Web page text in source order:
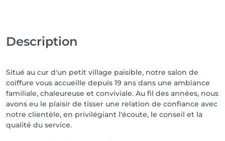
Description
Situé au cur d'un petit village paisible, notre salon de
coiffure vous accueille depuis 19 ans dans une ambiance
familiale, chaleureuse et conviviale. Au fil des années, nous
avons eu le plaisir de tisser une relation de confiance avec
notre clientèle, en privilégiant l'écoute, le conseil et la
qualité du service.